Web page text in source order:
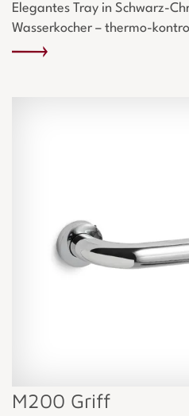
Elegantes Tray in Schwarz-
Wasserkocher – thermo-
M200 Griff